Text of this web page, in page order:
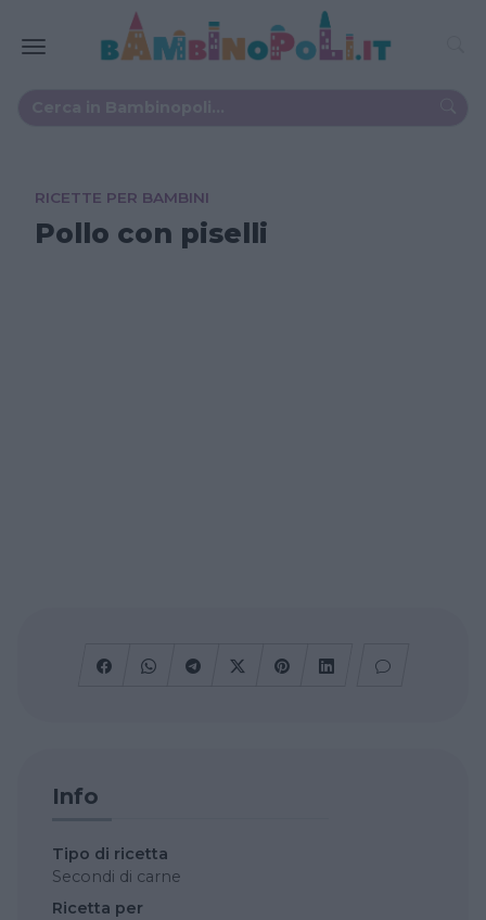
RICETTE PER BAMBINI
Pollo con piselli
Info
Tipo di ricetta
Secondi di carne
Ricetta per